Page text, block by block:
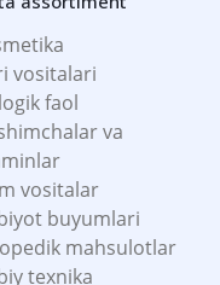
vositalari
faol
va
vositalar
buyumlari
mahsulotlar
texnika